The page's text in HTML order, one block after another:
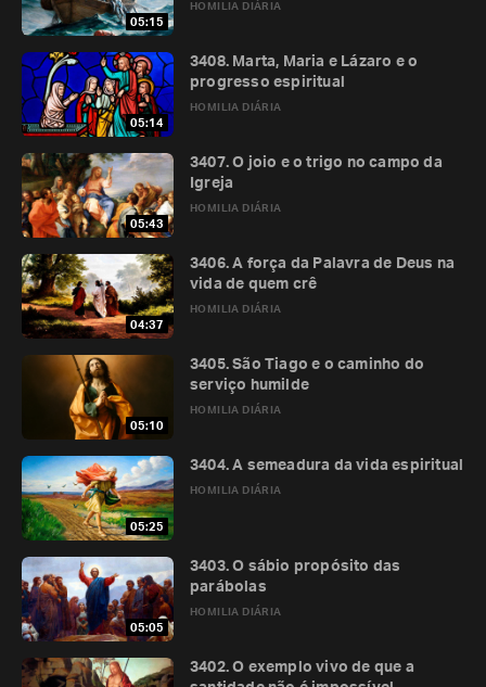
05:15
HOMILIA DIÁRIA
05:14
HOMILIA DIÁRIA
3408. Marta, Maria e Lázaro e o
progresso espiritual
05:43
HOMILIA DIÁRIA
3407. O joio e o trigo no campo da
Igreja
04:37
HOMILIA DIÁRIA
3406. A força da Palavra de Deus na
vida de quem crê
05:10
HOMILIA DIÁRIA
3405. São Tiago e o caminho do
serviço humilde
05:25
HOMILIA DIÁRIA
3404. A semeadura da vida espiritual
05:05
HOMILIA DIÁRIA
3403. O sábio propósito das
parábolas
3402. O exemplo vivo de que a